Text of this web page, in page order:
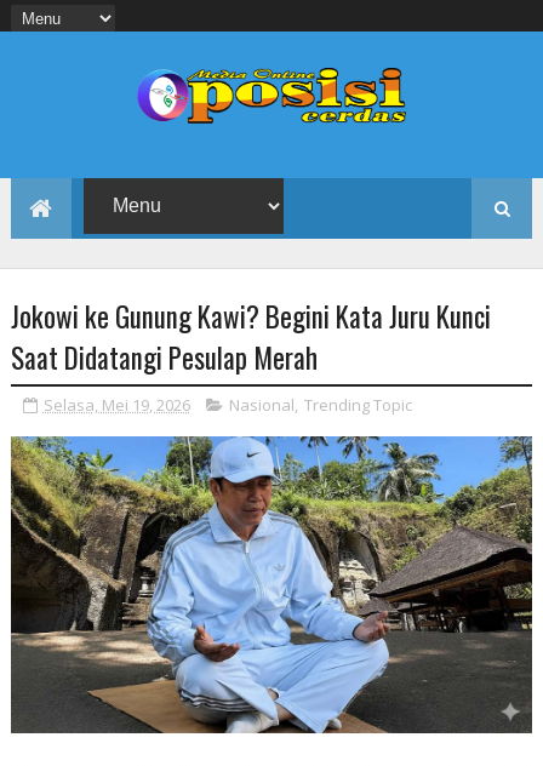
Jokowi ke Gunung Kawi? Begini Kata Juru Kunci
Saat Didatangi Pesulap Merah
Selasa, Mei 19, 2026 Nasional, Trending Topic